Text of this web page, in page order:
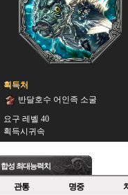
획득처
반달호수 어인족 소굴
요구 레벨 40
획득시귀속
합성 최대능력치
관통 명중